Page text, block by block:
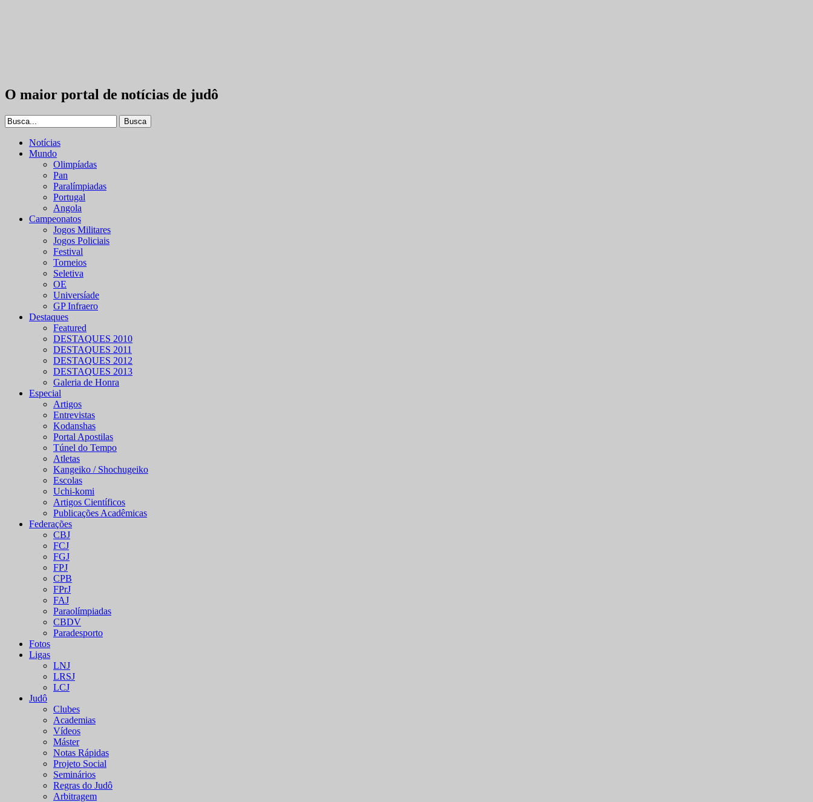
O maior portal de notícias de judô
Notícias
Mundo
Olimpíadas
Pan
Paralímpiadas
Portugal
Angola
Campeonatos
Jogos Militares
Jogos Policiais
Festival
Torneios
Seletiva
OE
Universíade
GP Infraero
Destaques
Featured
DESTAQUES 2010
DESTAQUES 2011
DESTAQUES 2012
DESTAQUES 2013
Galeria de Honra
Especial
Artigos
Entrevistas
Kodanshas
Portal Apostilas
Túnel do Tempo
Atletas
Kangeiko / Shochugeiko
Escolas
Uchi-komi
Artigos Científicos
Publicações Acadêmicas
Federações
CBJ
FCJ
FGJ
FPJ
CPB
FPrJ
FAJ
Paraolímpiadas
CBDV
Paradesporto
Fotos
Ligas
LNJ
LRSJ
LCJ
Judô
Clubes
Academias
Vídeos
Máster
Notas Rápidas
Projeto Social
Seminários
Regras do Judô
Arbitragem